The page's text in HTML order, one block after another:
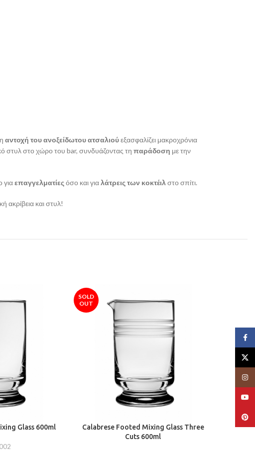
αντοχή του ανοξείδωτου ατσαλιούεξασφαλίζει μακροχρόνια
στυλ στο χώρο του bar, συνδυάζοντας τη παράδοση με την
γιαεπαγγελματίεςόσο και γιαλάτρεις των κοκτέιλ στο σπίτι.
ακρίβεια και στυλ!
Glass 600ml
SOLD
OUT
Calabrese Footed Mixing Glass Three
Cuts 600ml